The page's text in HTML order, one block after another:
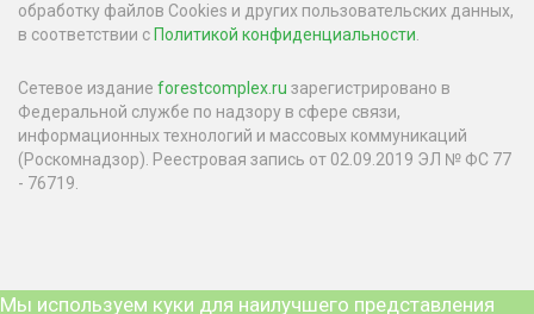
обработку файлов Cookies и других пользовательских данных,
в соответствии с Политикой конфиденциальности.
Сетевое издание forestcomplex.ru зарегистрировано в
Федеральной службе по надзору в сфере связи,
информационных технологий и массовых коммуникаций
(Роскомнадзор). Реестровая запись от 02.09.2019 ЭЛ № ФС 77
- 76719.
Мы используем куки для наилучшего представления